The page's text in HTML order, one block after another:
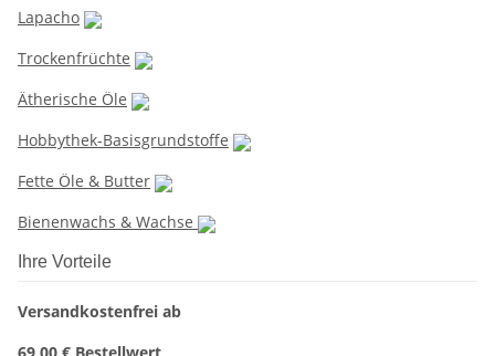
Lapacho
Trockenfrüchte
Ätherische Öle
Hobbythek-Basisgrundstoffe
Fette Öle & Butter
Bienenwachs & Wachse
Ihre Vorteile
Versandkostenfrei ab